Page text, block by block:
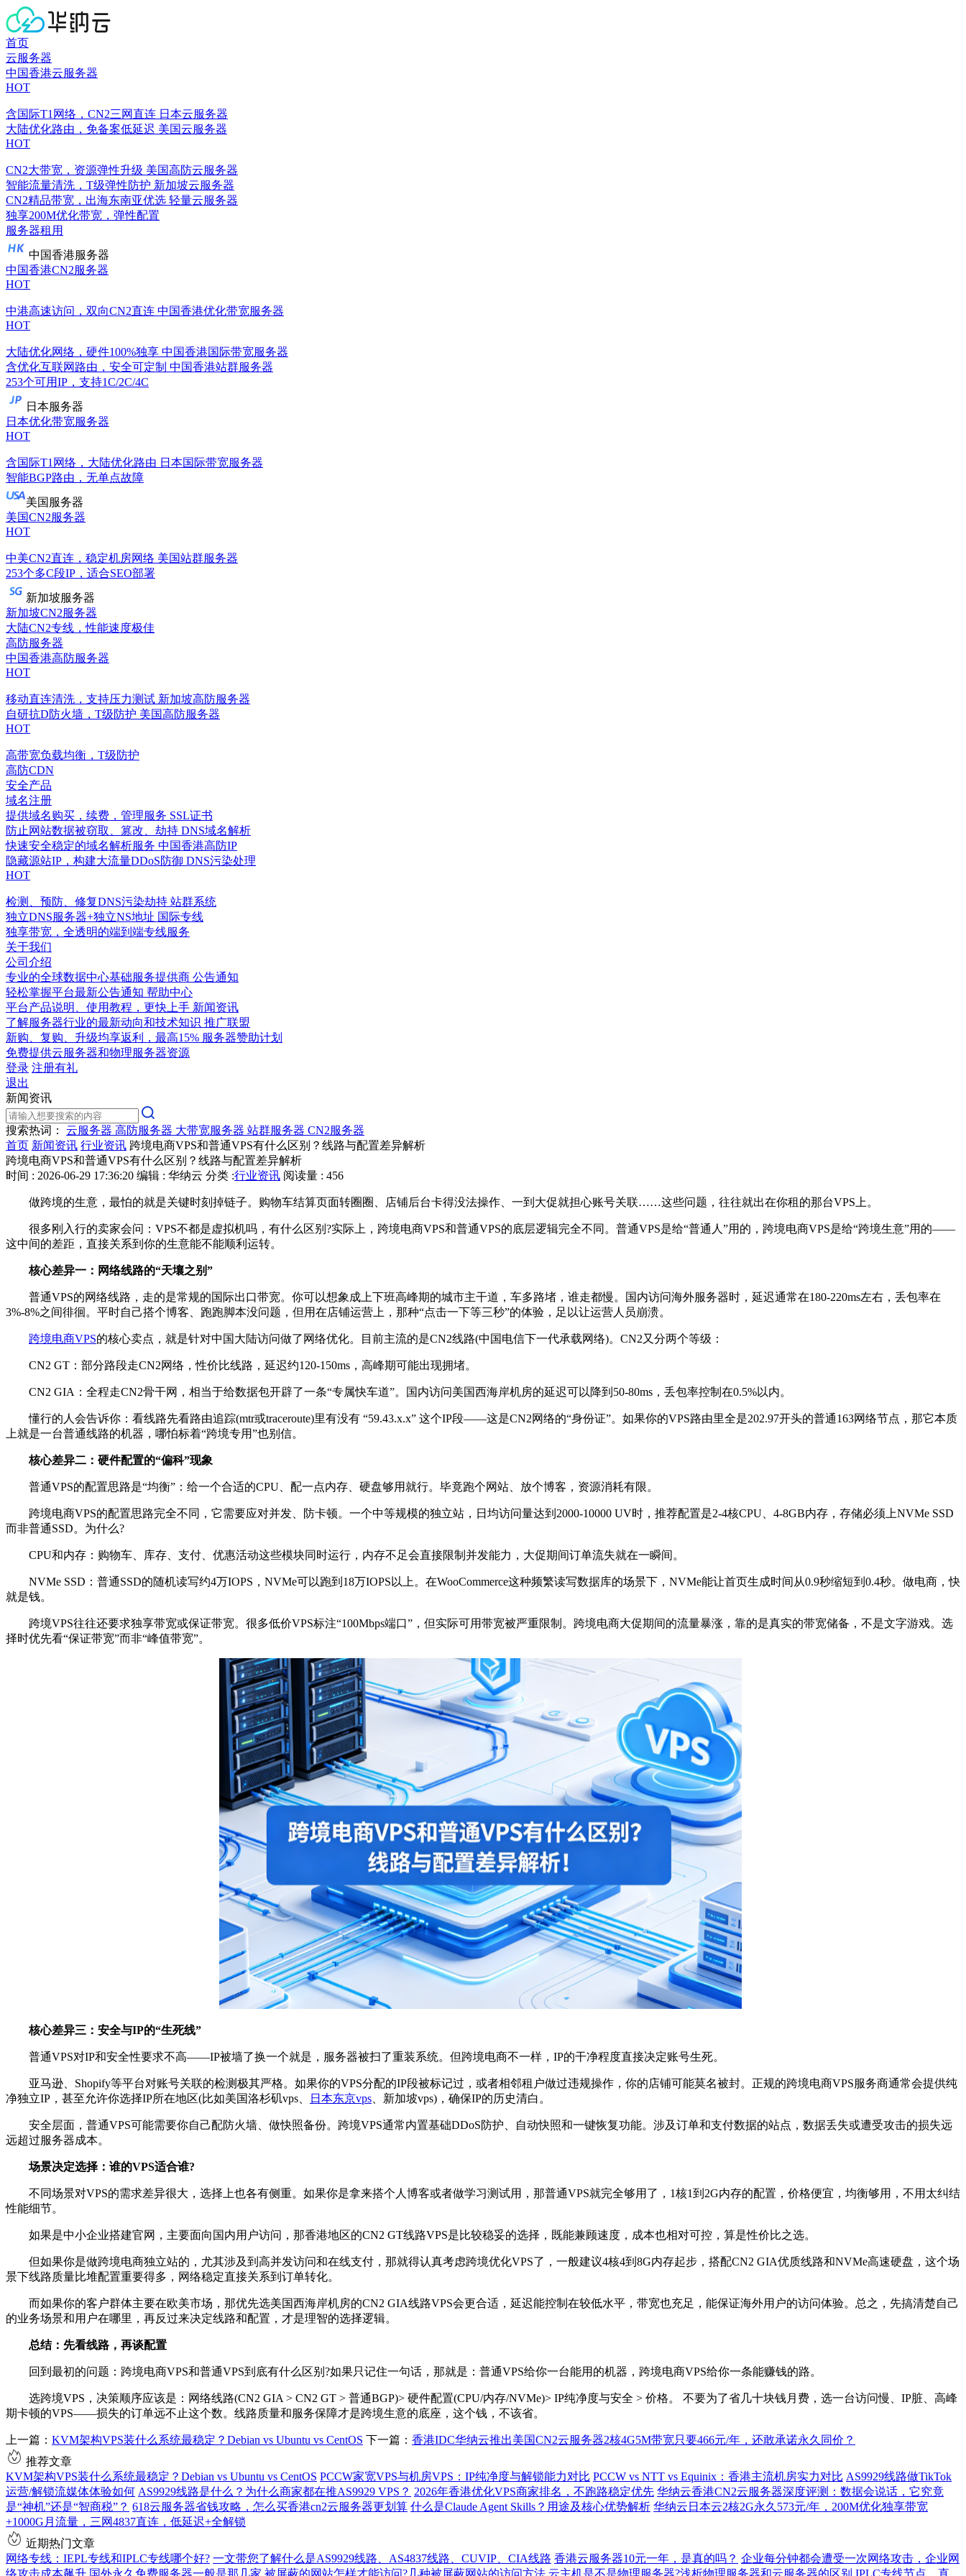
首页
云服务器
中国香港云服务器
HOT
含国际T1网络，CN2三网直连 日本云服务器
大陆优化路由，免备案低延迟 美国云服务器
HOT
CN2大带宽，资源弹性升级 美国高防云服务器
智能流量清洗，T级弹性防护 新加坡云服务器
CN2精品带宽，出海东南亚优选 轻量云服务器
独享200M优化带宽，弹性配置
服务器租用
中国香港服务器
中国香港CN2服务器
HOT
中港高速访问，双向CN2直连 中国香港优化带宽服务器
HOT
大陆优化网络，硬件100%独享 中国香港国际带宽服务器
含优化互联网路由，安全可定制 中国香港站群服务器
253个可用IP，支持1C/2C/4C
日本服务器
日本优化带宽服务器
HOT
含国际T1网络，大陆优化路由 日本国际带宽服务器
智能BGP路由，无单点故障
美国服务器
美国CN2服务器
HOT
中美CN2直连，稳定机房网络 美国站群服务器
253个多C段IP，适合SEO部署
新加坡服务器
新加坡CN2服务器
大陆CN2专线，性能速度极佳
高防服务器
中国香港高防服务器
HOT
移动直连清洗，支持压力测试 新加坡高防服务器
自研抗D防火墙，T级防护 美国高防服务器
HOT
高带宽负载均衡，T级防护
高防CDN
安全产品
域名注册
提供域名购买，续费，管理服务 SSL证书
防止网站数据被窃取、篡改、劫持 DNS域名解析
快速安全稳定的域名解析服务 中国香港高防IP
隐藏源站IP，构建大流量DDoS防御 DNS污染处理
HOT
检测、预防、修复DNS污染劫持 站群系统
独立DNS服务器+独立NS地址 国际专线
独享带宽，全透明的端到端专线服务
关于我们
公司介绍
专业的全球数据中心基础服务提供商 公告通知
轻松掌握平台最新公告通知 帮助中心
平台产品说明、使用教程，更快上手 新闻资讯
了解服务器行业的最新动向和技术知识 推广联盟
新购、复购、升级均享返利，最高15% 服务器赞助计划
免费提供云服务器和物理服务器资源
登录 注册有礼
退出
新闻资讯
搜索热词： 云服务器 高防服务器 大带宽服务器 站群服务器 CN2服务器
首页 新闻资讯 行业资讯 跨境电商VPS和普通VPS有什么区别？线路与配置差异解析
跨境电商VPS和普通VPS有什么区别？线路与配置差异解析
时间 : 2026-06-29 17:36:20 编辑 : 华纳云 分类 :行业资讯 阅读量 : 456
做跨境的生意，最怕的就是关键时刻掉链子。购物车结算页面转圈圈、店铺后台卡得没法操作、一到大促就担心账号关联……这些问题，往往就出在你租的那台VPS上。
很多刚入行的卖家会问：VPS不都是虚拟机吗，有什么区别?实际上，跨境电商VPS和普通VPS的底层逻辑完全不同。普通VPS是给“普通人”用的，跨境电商VPS是给“跨境生意”用的——
这中间的差距，直接关系到你的生意能不能顺利运转。
核心差异一：网络线路的“天壤之别”
普通VPS的网络线路，走的是常规的国际出口带宽。你可以想象成上下班高峰期的城市主干道，车多路堵，谁走都慢。国内访问海外服务器时，延迟通常在180-220ms左右，丢包率在
3%-8%之间徘徊。平时自己搭个博客、跑跑脚本没问题，但用在店铺运营上，那种“点击一下等三秒”的体验，足以让运营人员崩溃。
跨境电商VPS的核心卖点，就是针对中国大陆访问做了网络优化。目前主流的是CN2线路(中国电信下一代承载网络)。CN2又分两个等级：
CN2 GT：部分路段走CN2网络，性价比线路，延迟约120-150ms，高峰期可能出现拥堵。
CN2 GIA：全程走CN2骨干网，相当于给数据包开辟了一条“专属快车道”。国内访问美国西海岸机房的延迟可以降到50-80ms，丢包率控制在0.5%以内。
懂行的人会告诉你：看线路先看路由追踪(mtr或traceroute)里有没有 “59.43.x.x” 这个IP段——这是CN2网络的“身份证”。如果你的VPS路由里全是202.97开头的普通163网络节点，那它本质
上就是一台普通线路的机器，哪怕标着“跨境专用”也别信。
核心差异二：硬件配置的“偏科”现象
普通VPS的配置思路是“均衡”：给一个合适的CPU、配一点内存、硬盘够用就行。毕竟跑个网站、放个博客，资源消耗有限。
跨境电商VPS的配置思路完全不同，它需要应对并发、防卡顿。一个中等规模的独立站，日均访问量达到2000-10000 UV时，推荐配置是2-4核CPU、4-8GB内存，存储必须上NVMe SSD
而非普通SSD。为什么?
CPU和内存：购物车、库存、支付、优惠活动这些模块同时运行，内存不足会直接限制并发能力，大促期间订单流失就在一瞬间。
NVMe SSD：普通SSD的随机读写约4万IOPS，NVMe可以跑到18万IOPS以上。在WooCommerce这种频繁读写数据库的场景下，NVMe能让首页生成时间从0.9秒缩短到0.4秒。做电商，快
就是钱。
跨境VPS往往还要求独享带宽或保证带宽。很多低价VPS标注“100Mbps端口”，但实际可用带宽被严重限制。跨境电商大促期间的流量暴涨，靠的是真实的带宽储备，不是文字游戏。选
择时优先看“保证带宽”而非“峰值带宽”。
核心差异三：安全与IP的“生死线”
普通VPS对IP和安全性要求不高——IP被墙了换一个就是，服务器被扫了重装系统。但跨境电商不一样，IP的干净程度直接决定账号生死。
亚马逊、Shopify等平台对账号关联的检测极其严格。如果你的VPS分配的IP段被标记过，或者相邻租户做过违规操作，你的店铺可能莫名被封。正规的跨境电商VPS服务商通常会提供纯
净独立IP，甚至允许你选择IP所在地区(比如美国洛杉矶vps、
日本东京vps 、新加坡vps)，确保IP的历史清白。
安全层面，普通VPS可能需要你自己配防火墙、做快照备份。跨境VPS通常内置基础DDoS防护、自动快照和一键恢复功能。涉及订单和支付数据的站点，数据丢失或遭受攻击的损失远
远超过服务器成本。
场景决定选择：谁的VPS适合谁?
不同场景对VPS的需求差异很大，选择上也各有侧重。如果你是拿来搭个人博客或者做学习测试用，那普通VPS就完全够用了，1核1到2G内存的配置，价格便宜，均衡够用，不用太纠结
性能细节。
如果是中小企业搭建官网，主要面向国内用户访问，那香港地区的CN2 GT线路VPS是比较稳妥的选择，既能兼顾速度，成本也相对可控，算是性价比之选。
但如果你是做跨境电商独立站的，尤其涉及到高并发访问和在线支付，那就得认真考虑跨境优化VPS了，一般建议4核4到8G内存起步，搭配CN2 GIA优质线路和NVMe高速硬盘，这个场
景下线路质量比堆配置重要得多，网络稳定直接关系到订单转化。
而如果你的客户群体主要在欧美市场，那优先选美国西海岸机房的CN2 GIA线路VPS会更合适，延迟能控制在较低水平，带宽也充足，能保证海外用户的访问体验。总之，先搞清楚自己
的业务场景和用户在哪里，再反过来决定线路和配置，才是理智的选择逻辑。
总结：先看线路，再谈配置
回到最初的问题：跨境电商VPS和普通VPS到底有什么区别?如果只记住一句话，那就是：普通VPS给你一台能用的机器，跨境电商VPS给你一条能赚钱的路。
选跨境VPS，决策顺序应该是：网络线路(CN2 GIA > CN2 GT > 普通BGP)> 硬件配置(CPU/内存/NVMe)> IP纯净度与安全 > 价格。 不要为了省几十块钱月费，选一台访问慢、IP脏、高峰
期卡顿的VPS——损失的订单远不止这个数。线路质量和服务保障才是跨境生意的底座，这个钱，不该省。
上一篇： KVM架构VPS装什么系统最稳定？Debian vs Ubuntu vs CentOS 下一篇： 香港IDC华纳云推出美国CN2云服务器2核4G5M带宽只要466元/年，还敢承诺永久同价？
推荐文章
KVM架构VPS装什么系统最稳定？Debian vs Ubuntu vs CentOS PCCW家宽VPS与机房VPS：IP纯净度与解锁能力对比 PCCW vs NTT vs Equinix：香港主流机房实力对比 AS9929线路做TikTok
运营/解锁流媒体体验如何 AS9929线路是什么？为什么商家都在推AS9929 VPS？ 2026年香港优化VPS商家排名，不跑路稳定优先 华纳云香港CN2云服务器深度评测：数据会说话，它究竟
是“神机”还是“智商税”？ 618云服务器省钱攻略，怎么买香港cn2云服务器更划算 什么是Claude Agent Skills？用途及核心优势解析 华纳云日本云2核2G永久573元/年，200M优化独享带宽
+1000G月流量，三网4837直连，低延迟+全解锁
近期热门文章
网络专线：IEPL专线和IPLC专线哪个好? 一文带您了解什么是AS9929线路、AS4837线路、CUVIP、CIA线路 香港云服务器10元一年，是真的吗？ 企业每分钟都会遭受一次网络攻击，企业网
络攻击成本飙升 国外永久免费服务器一般是那几家 被屏蔽的网站怎样才能访问?几种被屏蔽网站的访问方法 云主机是不是物理服务器?浅析物理服务器和云服务器的区别 IPLC专线节点、直